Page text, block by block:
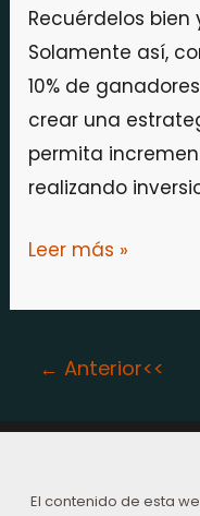
Recuérdelos
Solamente así,
10% de
crear una
permita
realizando
Leer más »
← Anterior
El contenido de esta